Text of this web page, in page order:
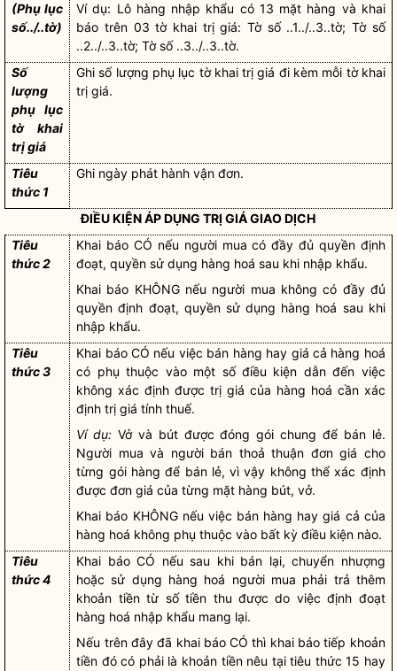
(Phụ lục
số../..tờ)
Ví dụ: Lô hàng nhập khẩu có 13 mặt hàng và khai
báo trên 03 tờ khai trị giá: Tờ số ..1../..3..tờ; Tờ số
..2../..3..tờ; Tờ số ..3../..3..tờ.
Số
lượng
phụ lục
tờ khai
trị giá
Ghi số lượng phụ lục tờ khai trị giá đi kèm mỗi tờ khai
trị giá.
Tiêu
thức 1
Ghi ngày phát hành vận đơn.
ĐIỀU KIỆN ÁP DỤNG TRỊ GIÁ GIAO DỊCH
Tiêu
thức 2
Khai báo CÓ nếu người mua có đầy đủ quyềnđịnh
đoạt,quyền sử dụng hàng hoá sau khi nhập khẩu.
Khai báo KHÔNG nếu người mua không có đầy đủ
quyền định đoạt, quyềnsử dụng hàng hoá sau khi
nhập khẩu.
Tiêu
thức 3
Khai báo CÓ nếu việc bán hàng hay giá cả hàng hoá
có phụ thuộc vào một số điều kiện dẫn đến việc
không xác định được trị giá của hàng hoá cần xác
định trị giá tính thuế.
Ví dụ: Vở và bút được đóng gói chung để bán lẻ.
Người mua và người bán thoả thuận đơn giá cho
từng gói hàng để bán lẻ, vì vậy không thể xác định
được đơn giá của từng mặt hàng bút, vở.
Khai báo KHÔNG nếu việc bán hàng hay giá cả của
hàng hoá không phụ thuộc vào bất kỳ điều kiện nào.
Tiêu
thức 4
Khai báo CÓ nếu sau khi bán lại, chuyển nhượng
hoặc sử dụng hàng hoá người mua phải trả thêm
khoản tiền từ số tiền thu được do việc định đoạt
hàng hoá nhập khẩu mang lại.
Nếu trên đây đã khai báo CÓ thì khai báo tiếp khoản
tiền đó có phải là khoản tiền nêu tại tiêu thức 15 hay